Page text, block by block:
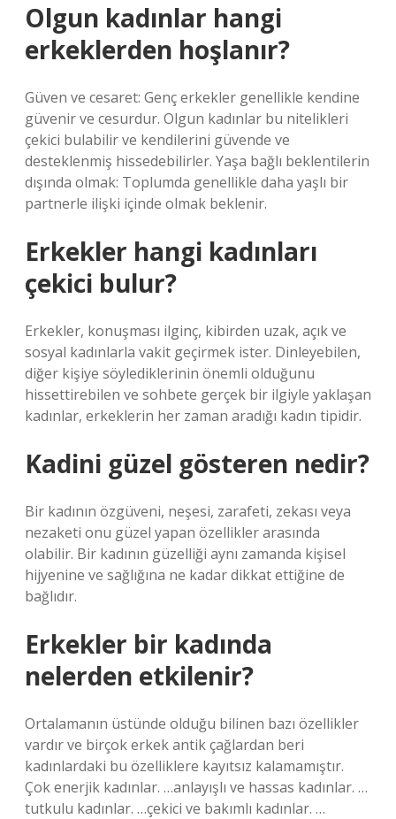
Olgun kadınlar hangi
erkeklerden hoşlanır?
Güven ve cesaret: Genç erkekler genellikle kendine
güvenir ve cesurdur. Olgun kadınlar bu nitelikleri
çekici bulabilir ve kendilerini güvende ve
desteklenmiş hissedebilirler. Yaşa bağlı beklentilerin
dışında olmak: Toplumda genellikle daha yaşlı bir
partnerle ilişki içinde olmak beklenir.
Erkekler hangi kadınları
çekici bulur?
Erkekler, konuşması ilginç, kibirden uzak, açık ve
sosyal kadınlarla vakit geçirmek ister. Dinleyebilen,
diğer kişiye söylediklerinin önemli olduğunu
hissettirebilen ve sohbete gerçek bir ilgiyle yaklaşan
kadınlar, erkeklerin her zaman aradığı kadın tipidir.
Kadini güzel gösteren nedir?
Bir kadının özgüveni, neşesi, zarafeti, zekası veya
nezaketi onu güzel yapan özellikler arasında
olabilir. Bir kadının güzelliği aynı zamanda kişisel
hijyenine ve sağlığına ne kadar dikkat ettiğine de
bağlıdır.
Erkekler bir kadında
nelerden etkilenir?
Ortalamanın üstünde olduğu bilinen bazı özellikler
vardır ve birçok erkek antik çağlardan beri
kadınlardaki bu özelliklere kayıtsız kalamamıştır.
Çok enerjik kadınlar. …anlayışlı ve hassas kadınlar. …
tutkulu kadınlar. …çekici ve bakımlı kadınlar. …